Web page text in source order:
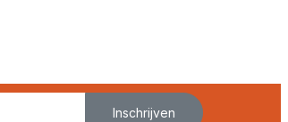
Inschrijven